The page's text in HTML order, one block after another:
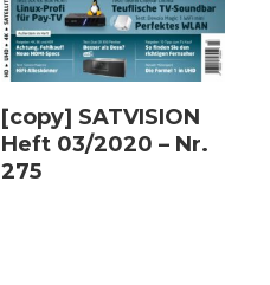
Weiterlesen
[copy] SATVISION
Heft 03/2020 – Nr.
275